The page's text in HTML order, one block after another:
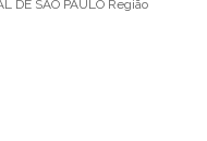
DE SÃO PAULO Região